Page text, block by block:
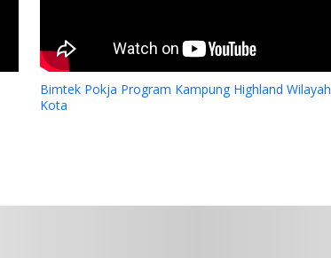
Bimtek Pokja Program Kampung Highland Wilayah
Kota